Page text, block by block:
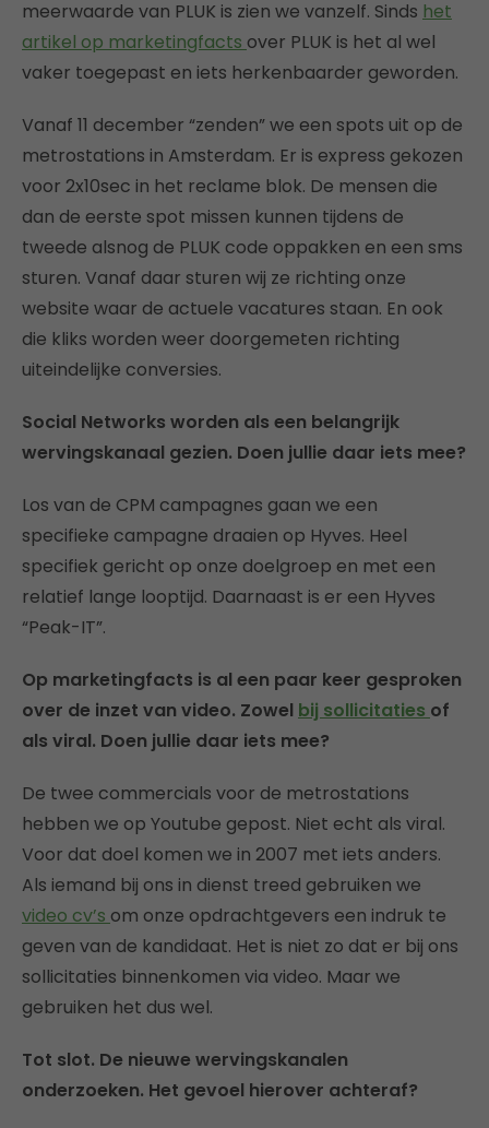
meerwaarde van PLUK is zien we vanzelf. Sinds het
artikel op marketingfacts over PLUK is het al wel
vaker toegepast en iets herkenbaarder geworden.
Vanaf 11 december “zenden” we een spots uit op de
metrostations in Amsterdam. Er is express gekozen
voor 2x10sec in het reclame blok. De mensen die
dan de eerste spot missen kunnen tijdens de
tweede alsnog de PLUK code oppakken en een sms
sturen. Vanaf daar sturen wij ze richting onze
website waar de actuele vacatures staan. En ook
die kliks worden weer doorgemeten richting
uiteindelijke conversies.
Social Networks worden als een belangrijk
wervingskanaal gezien. Doen jullie daar iets mee?
Los van de CPM campagnes gaan we een
specifieke campagne draaien op Hyves. Heel
specifiek gericht op onze doelgroep en met een
relatief lange looptijd. Daarnaast is er een Hyves
“Peak-IT”.
Op marketingfacts is al een paar keer gesproken
over de inzet van video. Zowel bij sollicitaties of
als viral. Doen jullie daar iets mee?
De twee commercials voor de metrostations
hebben we op Youtube gepost. Niet echt als viral.
Voor dat doel komen we in 2007 met iets anders.
Als iemand bij ons in dienst treed gebruiken we
video cv’s om onze opdrachtgevers een indruk te
geven van de kandidaat. Het is niet zo dat er bij ons
sollicitaties binnenkomen via video. Maar we
gebruiken het dus wel.
Tot slot. De nieuwe wervingskanalen
onderzoeken. Het gevoel hierover achteraf?